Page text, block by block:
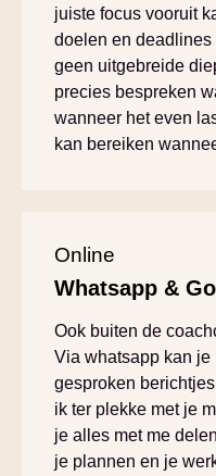
juiste focus vooruit
doelen en
geen uitgebreide
precies bespreken
wanneer het even
kan bereiken
Online
Whatsapp &
Ook buiten de
Via whatsapp kan je
gesproken
ik ter plekke met je
je alles met me
je plannen en je